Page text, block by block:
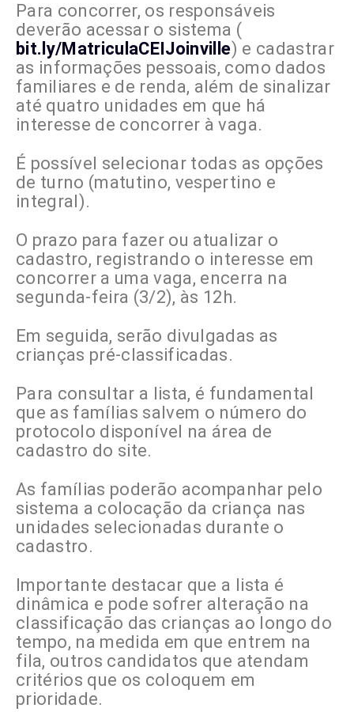
Para concorrer, os responsáveis
deverão acessar o sistema (
bit.ly/MatriculaCEIJoinville) e cadastrar
as informações pessoais, como dados
familiares e de renda, além de sinalizar
até quatro unidades em que há
interesse de concorrer à vaga.
É possível selecionar todas as opções
de turno (matutino, vespertino e
integral).
O prazo para fazer ou atualizar o
cadastro, registrando o interesse em
concorrer a uma vaga, encerra na
segunda-feira (3/2), às 12h.
Em seguida, serão divulgadas as
crianças pré-classificadas.
Para consultar a lista, é fundamental
que as famílias salvem o número do
protocolo disponível na área de
cadastro do site.
As famílias poderão acompanhar pelo
sistema a colocação da criança nas
unidades selecionadas durante o
cadastro.
Importante destacar que a lista é
dinâmica e pode sofrer alteração na
classificação das crianças ao longo do
tempo, na medida em que entrem na
fila, outros candidatos que atendam
critérios que os coloquem em
prioridade.